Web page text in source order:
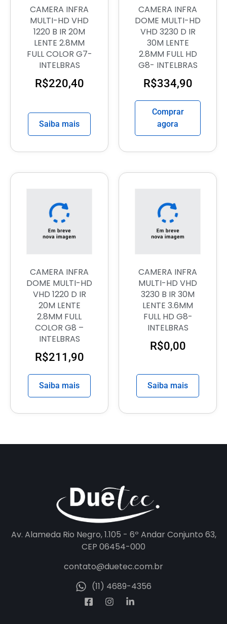
CAMERA INFRA
MULTI-HD VHD
1220 B IR 20M
LENTE 2.8MM
FULL COLOR G7-
INTELBRAS
R$220,40
Saiba mais
CAMERA INFRA
DOME MULTI-HD
VHD 3230 D IR
30M LENTE
2.8MM FULL HD
G8- INTELBRAS
R$334,90
Comprar
agora
CAMERA INFRA
DOME MULTI-HD
VHD 1220 D IR
20M LENTE
2.8MM FULL
COLOR G8 –
INTELBRAS
R$211,90
Saiba mais
CAMERA INFRA
MULTI-HD VHD
3230 B IR 30M
LENTE 3.6MM
FULL HD G8-
INTELBRAS
R$0,00
Saiba mais
Av. Alameda Rio Negro, 1.105 - 6º Andar Conjunto 63,
CEP 06454-000
contato@duetec.com.br
(11) 4689-4356